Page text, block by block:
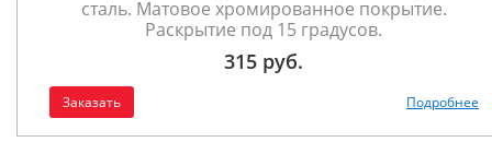
сталь. Матовое хромированное покрытие.
Раскрытие под 15 градусов.
315 руб.
Заказать Подробнее